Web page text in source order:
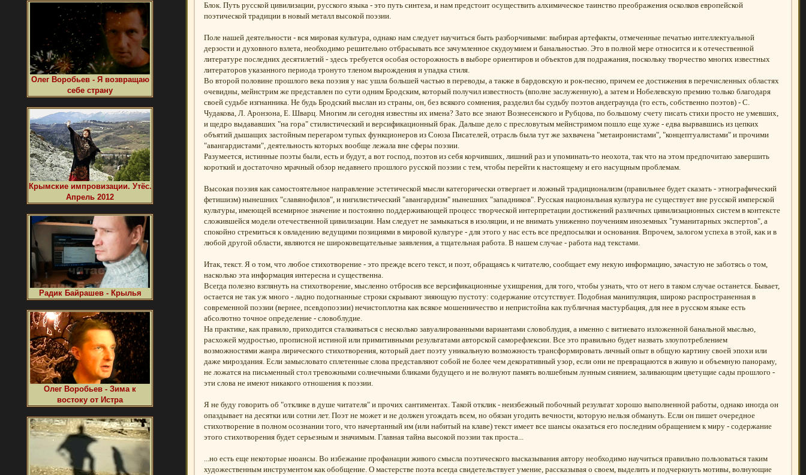
Олег Воробьев - Я возвращаю
себе страну
Крымские импровизации. Утёс.
Апрель 2012
Радик Байрашев - Крылья
Олег Воробьев - Зима к
востоку от Истра
Блок. Путь русской цивилизации, русского языка - это путь синтеза, и нам предстоит осуществить алхимическое таинство преображения осколков европейской
поэтической традиции в новый металл высокой поэзии.
Поле нашей деятельности - вся мировая культура, однако нам следует научиться быть разборчивыми: выбирая артефакты, отмеченные печатью интеллектуальной
дерзости и духовного взлета, необходимо решительно отбрасывать все зачумленное скудоумием и банальностью. Это в полной мере относится и к отечественной
литературе последних десятилетий - здесь требуется особая осторожность в выборе ориентиров и объектов для подражания, поскольку творчество многих известных
литераторов указанного периода тронуто тленом вырождения и упадка стиля.
Во второй половине прошлого века поэзия у нас ушла большей частью в переводы, а также в бардовскую и рок-песню, причем ее достижения в перечисленных областях
очевидны, мейнстрим же представлен по сути одним Бродским, который получил известность (вполне заслуженную), а затем и Нобелевскую премию только благодаря
своей судьбе изгнанника. Не будь Бродский выслан из страны, он, без всякого сомнения, разделил бы судьбу поэтов андеграунда (то есть, собственно поэтов) - С.
Чудакова, Л. Аронзона, Е. Шварц. Многим ли сегодня известны их имена? Зато все знают Вознесенского и Рубцова, по большому счету писать стихи просто не умевших,
и щедро выдававших "на гора" стилистический и версификационный брак. Дальше дело с пресловутым мейнстримом пошло еще хуже - едва вырвавшись из цепких
объятий дышащих застойным перегаром тупых функционеров из Союза Писателей, отрасль была тут же захвачена "метаиронистами", "концептуалистами" и прочими
"авангардистами", деятельность которых вообще лежала вне сферы поэзии.
Разумеется, истинные поэты были, есть и будут, а вот господ, поэтов из себя корчивших, лишний раз и упоминать-то неохота, так что на этом предпочитаю завершить
короткий и достаточно мрачный обзор недавнего прошлого русской поэзии с тем, чтобы перейти к настоящему и его насущным проблемам.
Высокая поэзия как самостоятельное направление эстетической мысли категорически отвергает и ложный традиционализм (правильнее будет сказать - этнографический
фетишизм) нынешних "славянофилов", и нигилистический "авангардизм" нынешних "западников". Русская национальная культура не существует вне русской имперской
культуры, имеющей всемирное значение и постоянно поддерживающей процесс творческой интерпретации достижений различных цивилизационных систем в контексте
сложившейся модели отечественной цивилизации. Нам следует не замыкаться в изоляции, и не внимать униженно поучениям иноземных "гуманитарных экспертов", а
спокойно стремиться к овладению ведущими позициями в мировой культуре - для этого у нас есть все предпосылки и основания. Впрочем, залогом успеха в этой, как и в
любой другой области, являются не широковещательные заявления, а тщательная работа. В нашем случае - работа над текстами.
Итак, текст. Я о том, что любое стихотворение - это прежде всего текст, и поэт, обращаясь к читателю, сообщает ему некую информацию, зачастую не заботясь о том,
насколько эта информация интересна и существенна.
Всегда полезно взглянуть на стихотворение, мысленно отбросив все версификационные ухищрения, для того, чтобы узнать, что от него в таком случае останется. Бывает,
остается не так уж много - ладно подогнанные строки скрывают зияющую пустоту: содержание отсутствует. Подобная манипуляция, широко распространенная в
современной поэзии (вернее, псевдопоэзии) нечистоплотна как всякое мошенничество и непристойна как публичная мастурбация, для нее в русском языке есть
абсолютно точное определение - словоблудие.
На практике, как правило, приходится сталкиваться с несколько завуалированными вариантами словоблудия, а именно с витиевато изложенной банальной мыслью,
расхожей мудростью, прописной истиной или примитивными результатами авторской саморефлексии. Все это правильно будет назвать злоупотреблением
возможностями жанра лирического стихотворения, который дает поэту уникальную возможность трансформировать личный опыт в общую картину своей эпохи или
даже мироздания. Если замысловато сплетенные слова представляют собой не более чем декоративный узор, если они не превращаются в живую и объемную панораму,
не ложатся на письменный стол тревожными солнечными бликами будущего и не волнуют память волшебным лунным сиянием, заливающим цветущие сады прошлого -
эти слова не имеют никакого отношения к поэзии.
Я не буду говорить об "отклике в душе читателя" и прочих сантиментах. Такой отклик - неизбежный побочный результат хорошо выполненной работы, однако иногда он
опаздывает на десятки или сотни лет. Поэт не может и не должен угождать всем, но обязан угодить вечности, которую нельзя обмануть. Если он пишет очередное
стихотворение в полном осознании того, что начертанный им (или набитый на клаве) текст имеет все шансы оказаться его последним обращением к миру - содержание
этого стихотворения будет серьезным и значимым. Главная тайна высокой поэзии так проста...
...но есть еще некоторые нюансы. Во избежание профанации живого смысла поэтического высказывания автору необходимо научиться правильно пользоваться таким
художественным инструментом как обобщение. О мастерстве поэта всегда свидетельствует умение, рассказывая о своем, выделить и подчеркнуть мотивы, волнующие